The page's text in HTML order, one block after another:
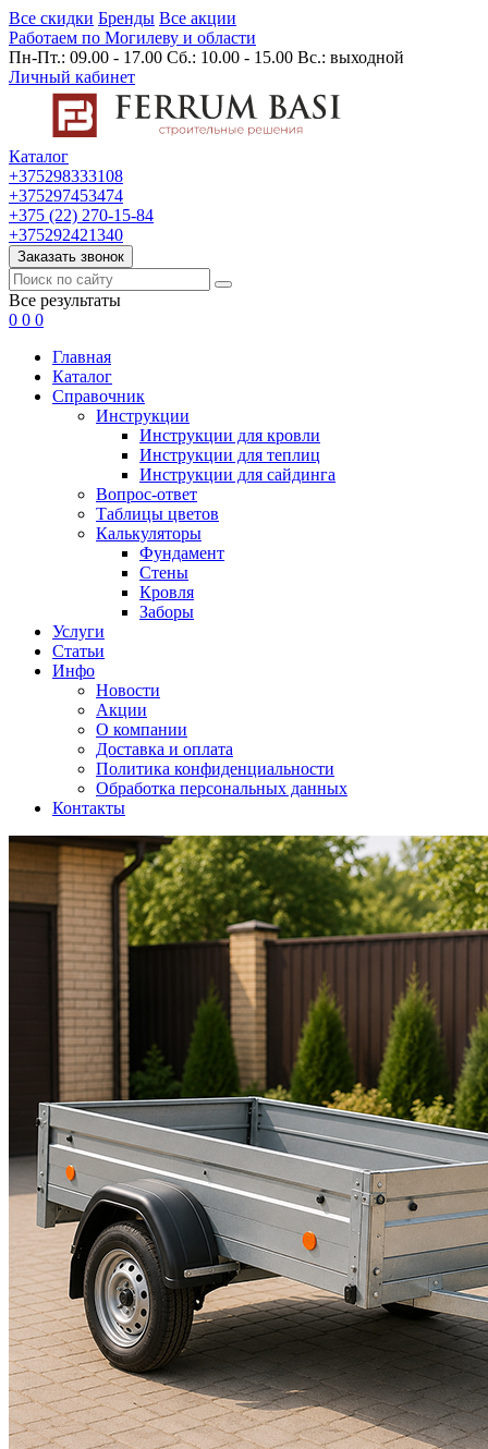
Все скидки Бренды Все акции
Работаем по Могилеву и области
Пн-Пт.: 09.00 - 17.00 Сб.: 10.00 - 15.00 Вс.: выходной
Личный кабинет
Каталог
+375298333108
+375297453474
+375 (22) 270-15-84
+375292421340
Заказать звонок
Все результаты
0 0 0
Главная
Каталог
Cправочник
Инструкции
Инструкции для кровли
Инструкции для теплиц
Инструкции для сайдинга
Вопрос-ответ
Таблицы цветов
Калькуляторы
Фундамент
Стены
Кровля
Заборы
Услуги
Статьи
Инфо
Новости
Акции
О компании
Доставка и оплата
Политика конфиденциальности
Обработка персональных данных
Контакты